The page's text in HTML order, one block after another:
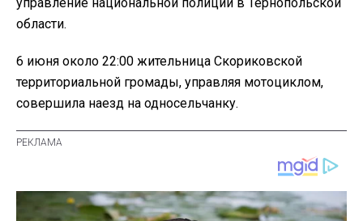
области.
6 июня около 22:00 жительница Скориковской
территориальной громады, управляя мотоциклом,
совершила наезд на односельчанку.